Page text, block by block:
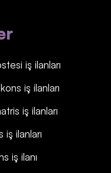
iş ilanları
iş ilanları
iş ilanları
ilanları
iş ilanı